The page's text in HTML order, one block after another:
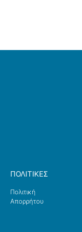
ΠΟΛΙΤΙΚΕΣ
Πολιτική
Απορρήτου